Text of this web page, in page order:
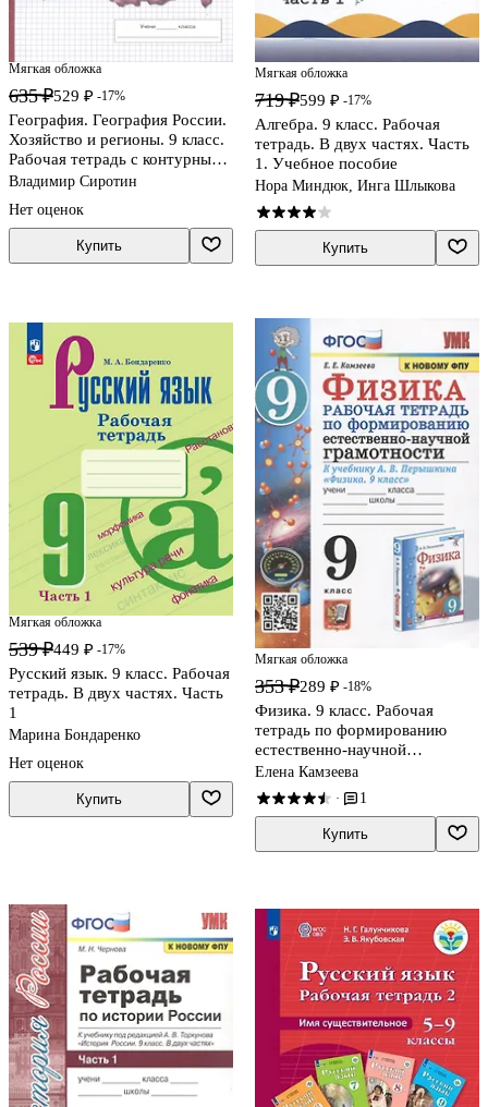
Мягкая обложка
635 ₽529 ₽ -17%
География. География России.
Хозяйство и регионы. 9 класс.
Рабочая тетрадь с контурными
картами и заданиями для
Владимир Сиротин
Нет оценок
Купить
Мягкая обложка
719 ₽599 ₽ -17%
Алгебра. 9 класс. Рабочая
тетрадь. В двух частях. Часть
1. Учебное пособие
Нора Миндюк, Инга Шлыкова
Купить
Мягкая обложка
539 ₽449 ₽ -17%
Русский язык. 9 класс. Рабочая
тетрадь. В двух частях. Часть
1
Марина Бондаренко
Нет оценок
Купить
Мягкая обложка
353 ₽289 ₽ -18%
Физика. 9 класс. Рабочая
тетрадь по формированию
естественно-научной
грамотности. К учебнику А.В.
Перышкина "Физика. 9 класс"
Елена Камзеева
· 1
Купить